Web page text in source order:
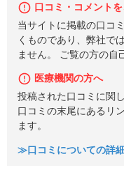
口コミ・コメント
当サイトに掲載の口コ
くものであり、弊社で
ません。 ご覧の方の自
医療機関の方へ
投稿された口コミに関
口コミの末尾にあるリ
ます。
≫口コミについての詳